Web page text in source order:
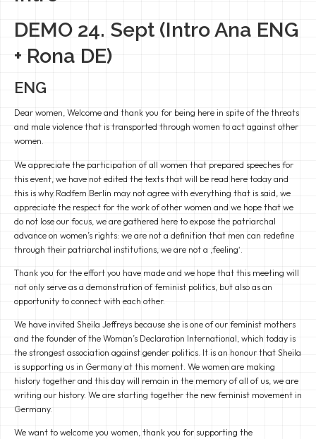
DEMO 24. Sept (Intro Ana ENG
+ Rona DE)
ENG
Dear women, Welcome and thank you for being here in spite of the threats
and male violence that is transported through women to act against other
women.
We appreciate the participation of all women that prepared speeches for
this event, we have not edited the texts that will be read here today and
this is why Radfem Berlin may not agree with everything that is said, we
appreciate the respect for the work of other women and we hope that we
do not lose our focus, we are gathered here to expose the patriarchal
advance on women’s rights: we are not a definition that men can redefine
through their patriarchal institutions, we are not a ‚feeling‘.
Thank you for the effort you have made and we hope that this meeting will
not only serve as a demonstration of feminist politics, but also as an
opportunity to connect with each other.
We have invited Sheila Jeffreys because she is one of our feminist mothers
and the founder of the Woman’s Declaration International, which today is
the strongest association against gender politics. It is an honour that Sheila
is supporting us in Germany at this moment. We women are making
history together and this day will remain in the memory of all of us, we are
writing our history. We are starting together the new feminist movement in
Germany.
We want to welcome you women, thank you for supporting the